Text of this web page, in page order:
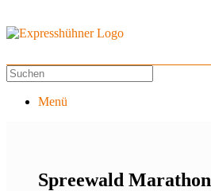
Menü
Spreewald Marathon